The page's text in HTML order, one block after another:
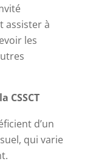
assister à
les
CSSCT
d’un
qui varie